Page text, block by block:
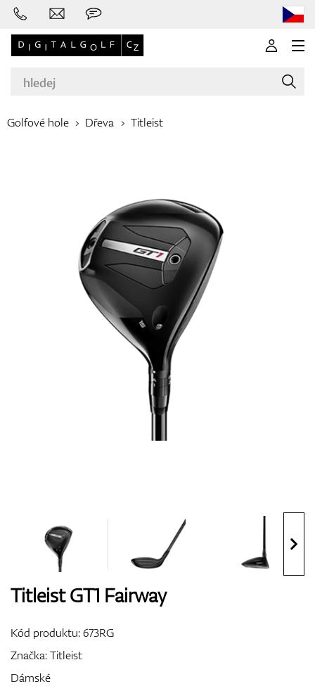
Golfové hole
Oblečení
Boty
Rukavice
Bagy
Golfové hole Dřeva Titleist
Titleist GT1 Fairway
Kód produktu:673RG
Značka:Titleist
Dámské